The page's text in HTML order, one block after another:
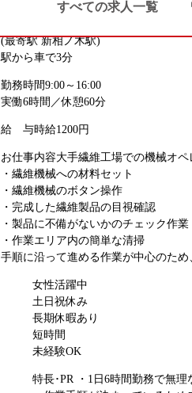
すべての求人一覧
(最寄駅 新相ノ木駅)
駅から車で3分
勤務時間9:00～16:00
実働6時間／休憩60分
給 与時給1200円
お仕事内容大手繊維工場での機械オペ
・繊維機械への材料セット
・繊維機械のボタン操作
・完成した繊維製品の目視確認
・製品に不備がないかのチェック作業
・作業エリア内の簡単な清掃
手順に沿って進める作業が中心のた
女性活躍中
土日祝休み
長期休暇あり
短時間
未経験OK
特長･PR
・1日6時間勤務で無